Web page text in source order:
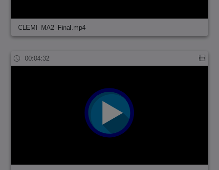
CLEMI_MA2_Final.mp4
00:04:32